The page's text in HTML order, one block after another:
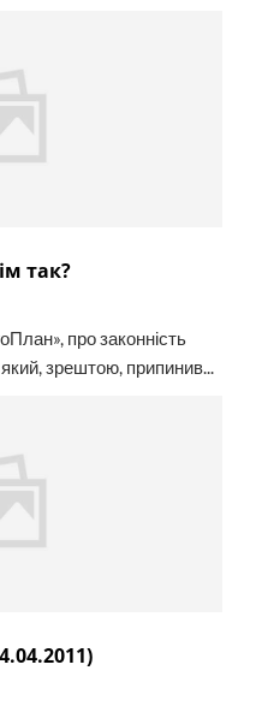
так?
про законність
який, зрештою, припинив...